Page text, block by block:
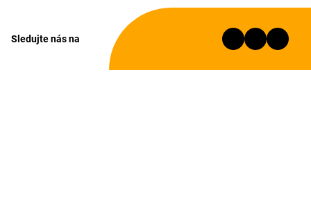
Sledujte nás na